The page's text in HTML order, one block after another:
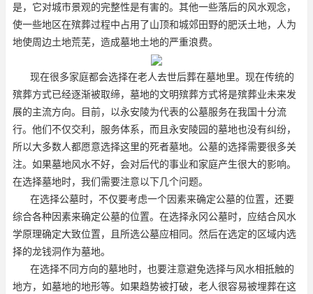
是，它对城市景观的完整性是有害的。其他一些落后的风水观念，
使一些地区在殡葬过程中占用了山顶和城郊田野的肥沃土地，人为
地使周边土地荒芜，造成墓地土地的严重浪费。
现在很多家庭都会选择在老人去世后葬在墓地里。现在传统的
殡葬方式已经逐渐被取缔，墓地的文明殡葬方式将是殡葬业未来发
展的主流方向。目前，以永安陵为代表的公墓服务在我国十分流
行。他们不仅交利，服务体系，而且永安陵园的墓地也没有纠纷，
所以大多数人都愿意选择这里的死者墓地。公墓的选择需要很多关
注。如果墓地风水不好，会对后代的事业和家庭产生很大的影响。
在选择墓地时，我们需要注意以下几个问题。
在选择公墓时，不仅要考虑一个因素来确定公墓的位置，还要
综合各种因素来确定公墓的位置。在选择永冈公墓时，应结合风水
学原理确定大致位置，且所选公墓应相同。然后在选定的区域内选
择的龙钱洞作为墓地。
在选择不同方向的墓地时，也要注意避免选择与风水相抵触的
地方，如墓地的地形等。如果趋势被打破，老人很容易被埋葬在这